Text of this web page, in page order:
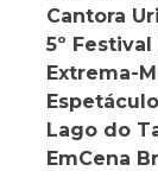
Cantora
5º
Extrema-
Lago do
EmCena